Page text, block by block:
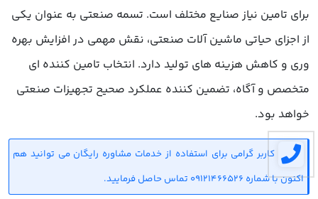
برای تامین نیاز صنایع مختلف است. تسمه صنعتی به عنوان یکی
از اجزای حیاتی ماشین آلات صنعتی، نقش مهمی در افزایش بهره
وری و کاهش هزینه های تولید دارد. انتخاب تامین کننده ای
متخصص و آگاه، تضمین کننده عملکرد صحیح تجهیزات صنعتی
خواهد بود.
کاربر گرامی برای استفاده از خدمات مشاوره رایگان می توانید هم
اکنون با شماره 09121466526 تماس حاصل فرمایید.